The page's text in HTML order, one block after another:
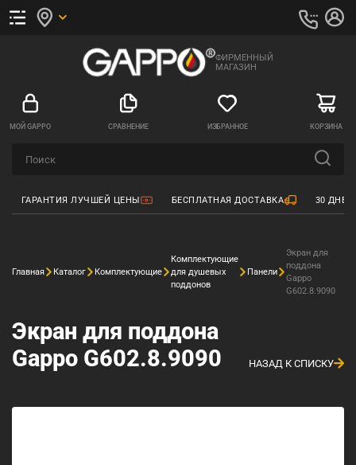
ФИРМЕННЫЙ
МАГАЗИН
МОЙ GAPPO СРАВНЕНИЕ ИЗБРАННОЕ КОРЗИНА
ГАРАНТИЯ ЛУЧШЕЙ ЦЕНЫ БЕСПЛАТНАЯ ДОСТАВКА 30
Главная Каталог Комплектующие
Комплектующие
для душевых
поддонов
Панели
Экран для
поддона
Gappo
G602.8.9090
Экран для поддона
Gappo G602.8.9090
НАЗАД К СПИСКУ